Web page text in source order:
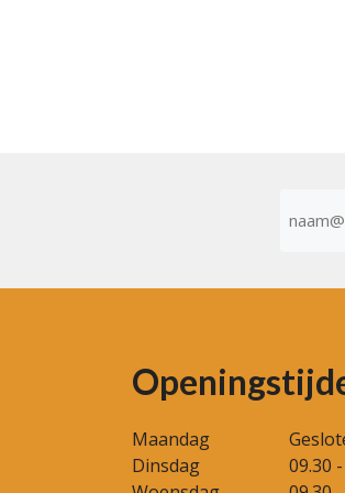
Maandag
Dinsdag
09.30